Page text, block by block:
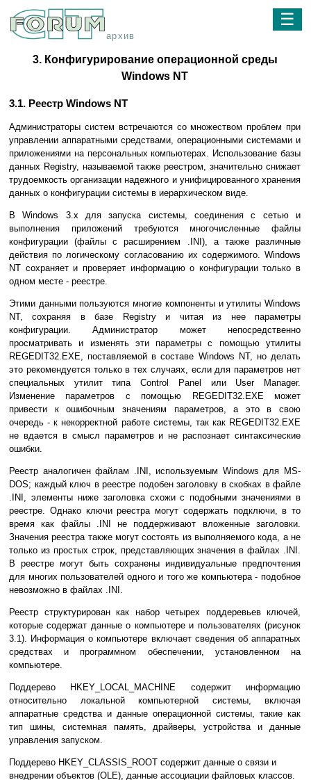
архив
☰
3. Конфигурирование операционной среды
Windows NT
3.1. Реестр Windows NT
Администраторы систем встречаются со множеством проблем при
управлении аппаратными средствами, операционными системами и
приложениями на персональных компьютерах. Использование базы
данных Registry, называемой также реестром, значительно снижает
трудоемкость организации надежного и унифицированного хранения
данных о конфигурации системы в иерархическом виде.
В Windows 3.х для запуска системы, соединения с сетью и
выполнения приложений требуются многочисленные файлы
конфигурации (файлы с расширением .INI), а также различные
действия по логическому согласованию их содержимого. Windows
NT сохраняет и проверяет информацию о конфигурации только в
одном месте - реестре.
Этими данными пользуются многие компоненты и утилиты Windows
NT, сохраняя в базе Registry и читая из нее параметры
конфигурации. Администратор может непосредственно
просматривать и изменять эти параметры с помощью утилиты
REGEDIT32.EXE, поставляемой в составе Windows NT, но делать
это рекомендуется только в тех случаях, если для параметров нет
специальных утилит типа Control Panel или User Manager.
Изменение параметров с помощью REGEDIT32.EXE может
привести к ошибочным значениям параметров, а это в свою
очередь - к некорректной работе системы, так как REGEDIT32.EXE
не вдается в смысл параметров и не распознает синтаксические
ошибки.
Реестр аналогичен файлам .INI, используемым Windows для MS-
DOS; каждый ключ в реестре подобен заголовку в скобках в файле
.INI, элементы ниже заголовка схожи с подобными значениями в
реестре. Однако ключи реестра могут содержать подключи, в то
время как файлы .INI не поддерживают вложенные заголовки.
Значения реестра также могут состоять из выполняемого кода, а не
только из простых строк, представляющих значения в файлах .INI.
В реестре могут быть сохранены индивидуальные предпочтения
для многих пользователей одного и того же компьютера - подобное
невозможно в файлах .INI.
Реестр структурирован как набор четырех поддеревьев ключей,
которые содержат данные о компьютере и пользователях (рисунок
3.1). Информация о компьютере включает сведения об аппаратных
средствах и программном обеспечении, установленном на
компьютере.
Поддерево HKEY_LOCAL_MACHINE содержит информацию
относительно локальной компьютерной системы, включая
аппаратные средства и данные операционной системы, такие как
тип шины, системная память, драйверы, устройства и данные
управления запуском.
Поддерево HKEY_CLASSIS_ROOT содержит данные о связи и
внедрении объектов (OLE), данные ассоциации файловых классов.